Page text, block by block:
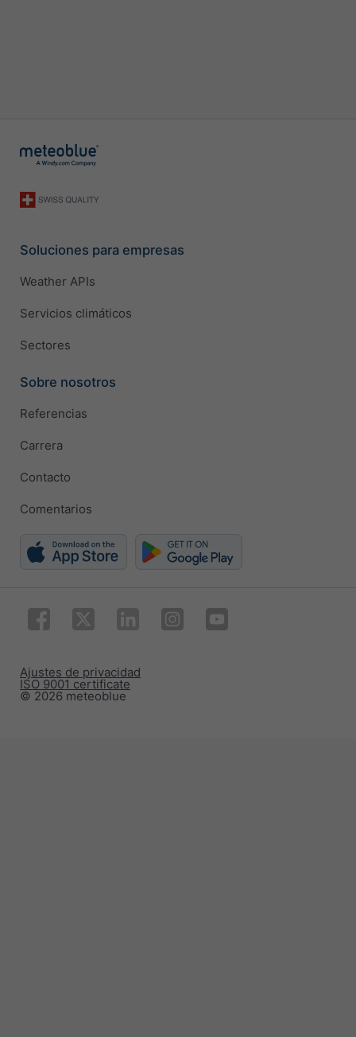
Soluciones para empresas
Weather APIs
Servicios climáticos
Sectores
Sobre nosotros
Referencias
Carrera
Contacto
Comentarios
© 2026 meteoblue
ISO 9001 certificate
Ajustes de privacidad